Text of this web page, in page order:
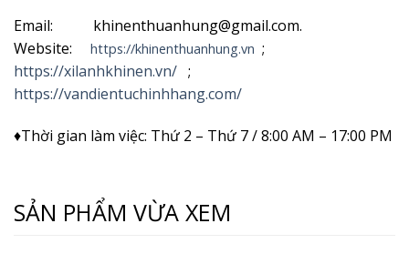
Email: khinenthuanhung@gmail.com.
Website: https://khinenthuanhung.vn ;
https://xilanhkhinen.vn/ ;
https://vandientuchinhhang.com/
♦Thời gian làm việc: Thứ 2 – Thứ 7 / 8:00 AM – 17:00 PM
SẢN PHẨM VỪA XEM